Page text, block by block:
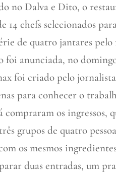
no Dalva e Dito, o
14 chefs selecionados
de quatro jantares
foi anunciada, no
foi criado pelo
para conhecer o
os ingressos,
grupos de quatro
os mesmos
duas entradas, um